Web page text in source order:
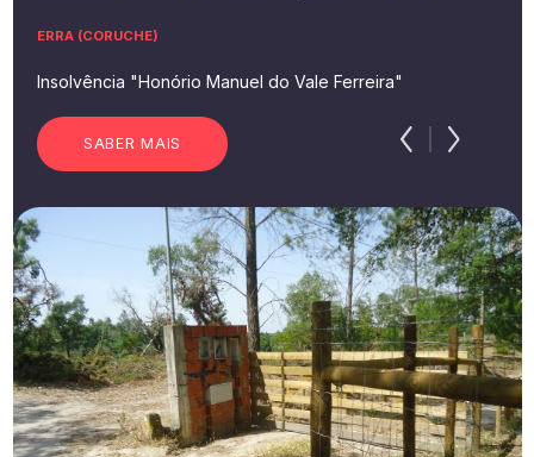
ERRA (CORUCHE)
Insolvência "Honório Manuel do Vale Ferreira"
SABER MAIS